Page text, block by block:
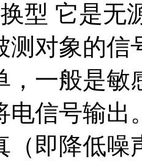
换型 它是
测对象的信
，一般是敏
电信号输出
（即降低